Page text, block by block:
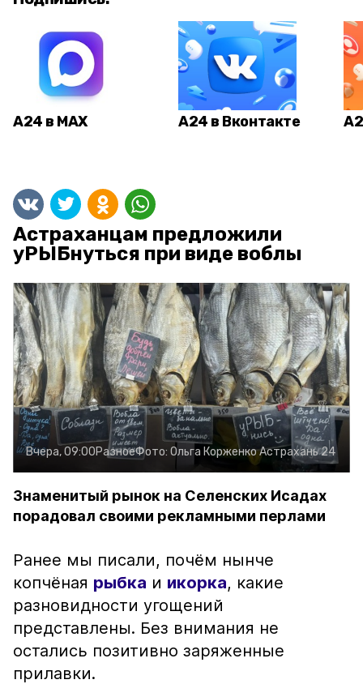
А24 в MAX А24 в Вконтакте
Астраханцам предложили
уРЫБнуться при виде воблы
Вчера, 09:00РазноеФото: Ольга КорженкоАстрахань 24
Знаменитый рынок на Селенских Исадах
порадовал своими рекламными перлами
Ранее мы писали, почём нынче
копчёная рыбка и икорка, какие
разновидности угощений
представлены. Без внимания не
остались позитивно заряженные
прилавки.